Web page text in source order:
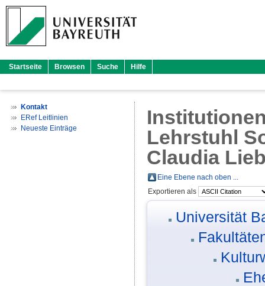
Startseite Browsen Suche Hilfe
Kontakt
ERef Leitlinien
Neueste Einträge
Lehrstuhl
Claudia
Eine Ebene nach oben ...
Exportieren als
Universität